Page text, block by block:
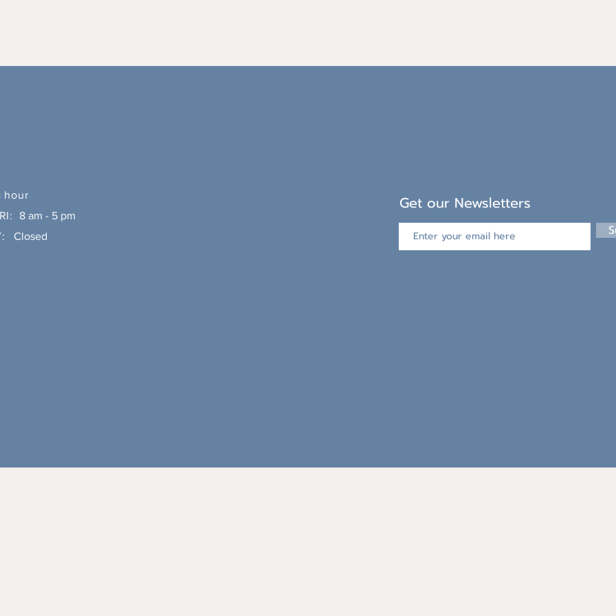
hour
8 am - 5 pm
Closed
Get our Newsletters